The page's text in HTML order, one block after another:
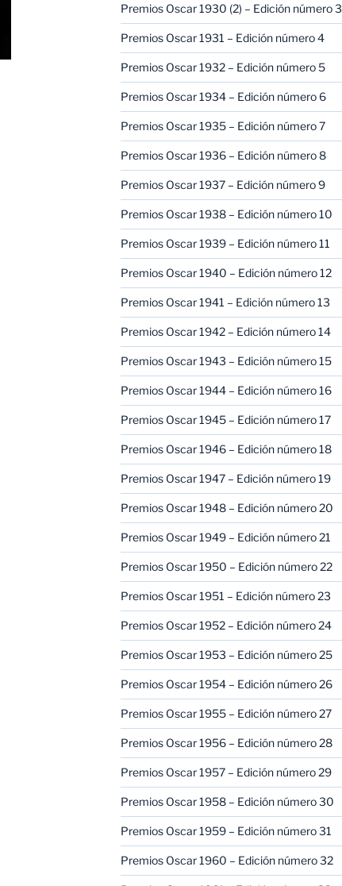
Premios Oscar 1930 (2) – Edición número 3
Premios Oscar 1931 – Edición número 4
Premios Oscar 1932 – Edición número 5
Premios Oscar 1934 – Edición número 6
Premios Oscar 1935 – Edición número 7
Premios Oscar 1936 – Edición número 8
Premios Oscar 1937 – Edición número 9
Premios Oscar 1938 – Edición número 10
Premios Oscar 1939 – Edición número 11
Premios Oscar 1940 – Edición número 12
Premios Oscar 1941 – Edición número 13
Premios Oscar 1942 – Edición número 14
Premios Oscar 1943 – Edición número 15
Premios Oscar 1944 – Edición número 16
Premios Oscar 1945 – Edición número 17
Premios Oscar 1946 – Edición número 18
Premios Oscar 1947 – Edición número 19
Premios Oscar 1948 – Edición número 20
Premios Oscar 1949 – Edición número 21
Premios Oscar 1950 – Edición número 22
Premios Oscar 1951 – Edición número 23
Premios Oscar 1952 – Edición número 24
Premios Oscar 1953 – Edición número 25
Premios Oscar 1954 – Edición número 26
Premios Oscar 1955 – Edición número 27
Premios Oscar 1956 – Edición número 28
Premios Oscar 1957 – Edición número 29
Premios Oscar 1958 – Edición número 30
Premios Oscar 1959 – Edición número 31
Premios Oscar 1960 – Edición número 32